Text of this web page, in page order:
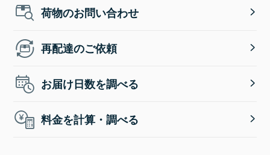
荷物のお問い合わせ
再配達のご依頼
お届け日数を調べる
料金を計算・調べる